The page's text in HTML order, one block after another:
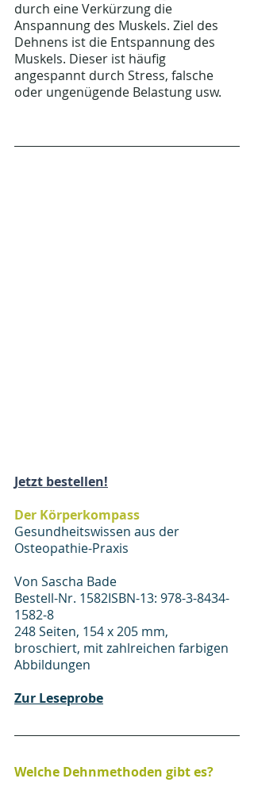
durch eine Verkürzung die
Anspannung des Muskels. Ziel des
Dehnens ist die Entspannung des
Muskels. Dieser ist häufig
angespannt durch Stress, falsche
oder ungenügende Belastung usw.
Jetzt bestellen!
Der Körperkompass
Gesundheitswissen aus der
Osteopathie-Praxis
Von Sascha Bade
Bestell-Nr. 1582ISBN-13: 978-3-8434-
1582-8
248 Seiten, 154 x 205 mm,
broschiert, mit zahlreichen farbigen
Abbildungen
Zur Leseprobe
Welche Dehnmethoden gibt es?